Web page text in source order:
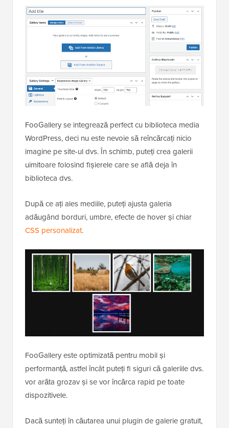
FooGallery se integrează perfect cu biblioteca media
WordPress, deci nu este nevoie să reîncărcați nicio
imagine pe site-ul dvs. În schimb, puteți crea galerii
uimitoare folosind fișierele care se află deja în
biblioteca dvs.
După ce ați ales mediile, puteți ajusta galeria
adăugând borduri, umbre, efecte de hover și chiar
CSS personalizat.
FooGallery este optimizată pentru mobil și
performanță, astfel încât puteți fi siguri că galeriile dvs.
vor arăta grozav și se vor încărca rapid pe toate
dispozitivele.
Dacă sunteți în căutarea unui plugin de galerie gratuit,